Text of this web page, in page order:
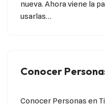
nueva. Ahora viene la
usarlas…
Conocer
Conocer Personas en